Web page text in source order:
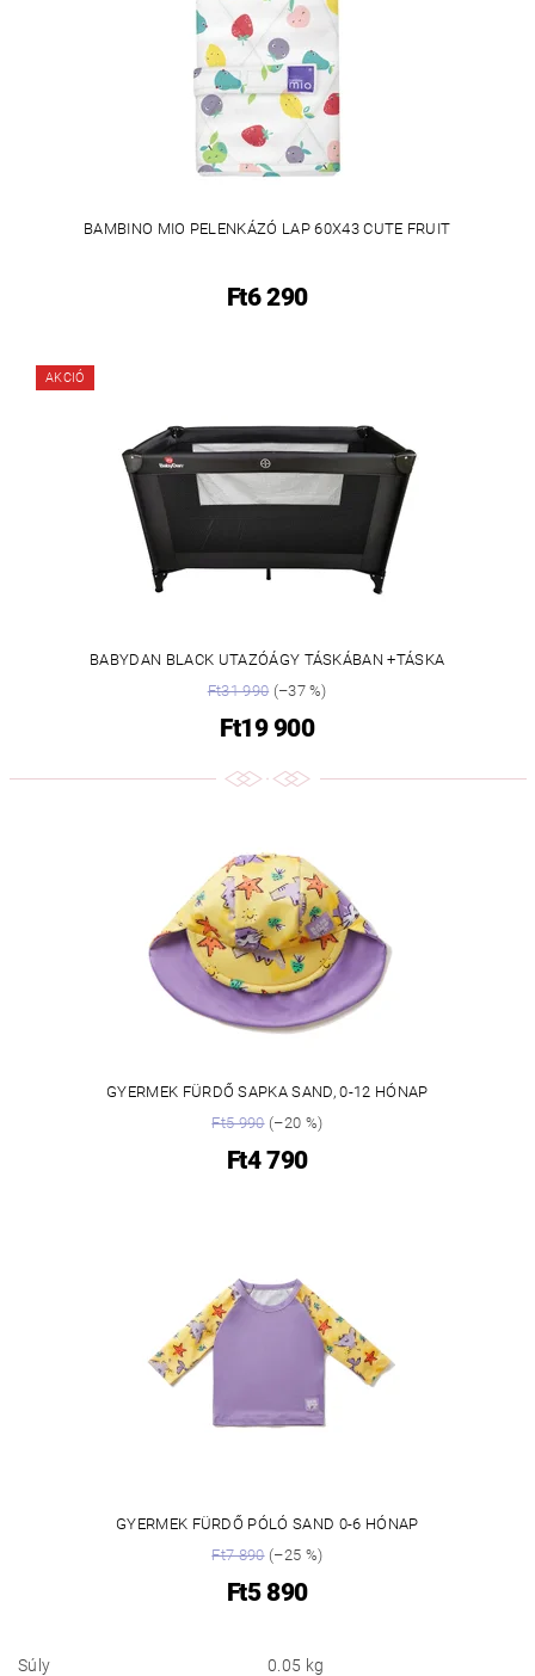
BAMBINO MIO PELENKÁZÓ LAP 60X43 CUTE FRUIT
Ft6 290
AKCIÓ
BABYDAN BLACK UTAZÓÁGY TÁSKÁBAN +TÁSKA
Ft31 990(–37 %)
Ft19 900
GYERMEK FÜRDŐ SAPKA SAND, 0-12 HÓNAP
Ft5 990(–20 %)
Ft4 790
GYERMEK FÜRDŐ PÓLÓ SAND 0-6 HÓNAP
Ft7 890(–25 %)
Ft5 890
Súly 0.05 kg